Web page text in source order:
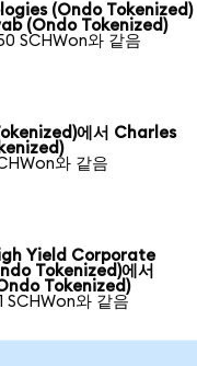
(Ondo Tokenized)
(Ondo Tokenized)
SCHWon와 같음
에서 Charles
와 같음
Yield Corporate
Tokenized)에서
Tokenized)
SCHWon와 같음